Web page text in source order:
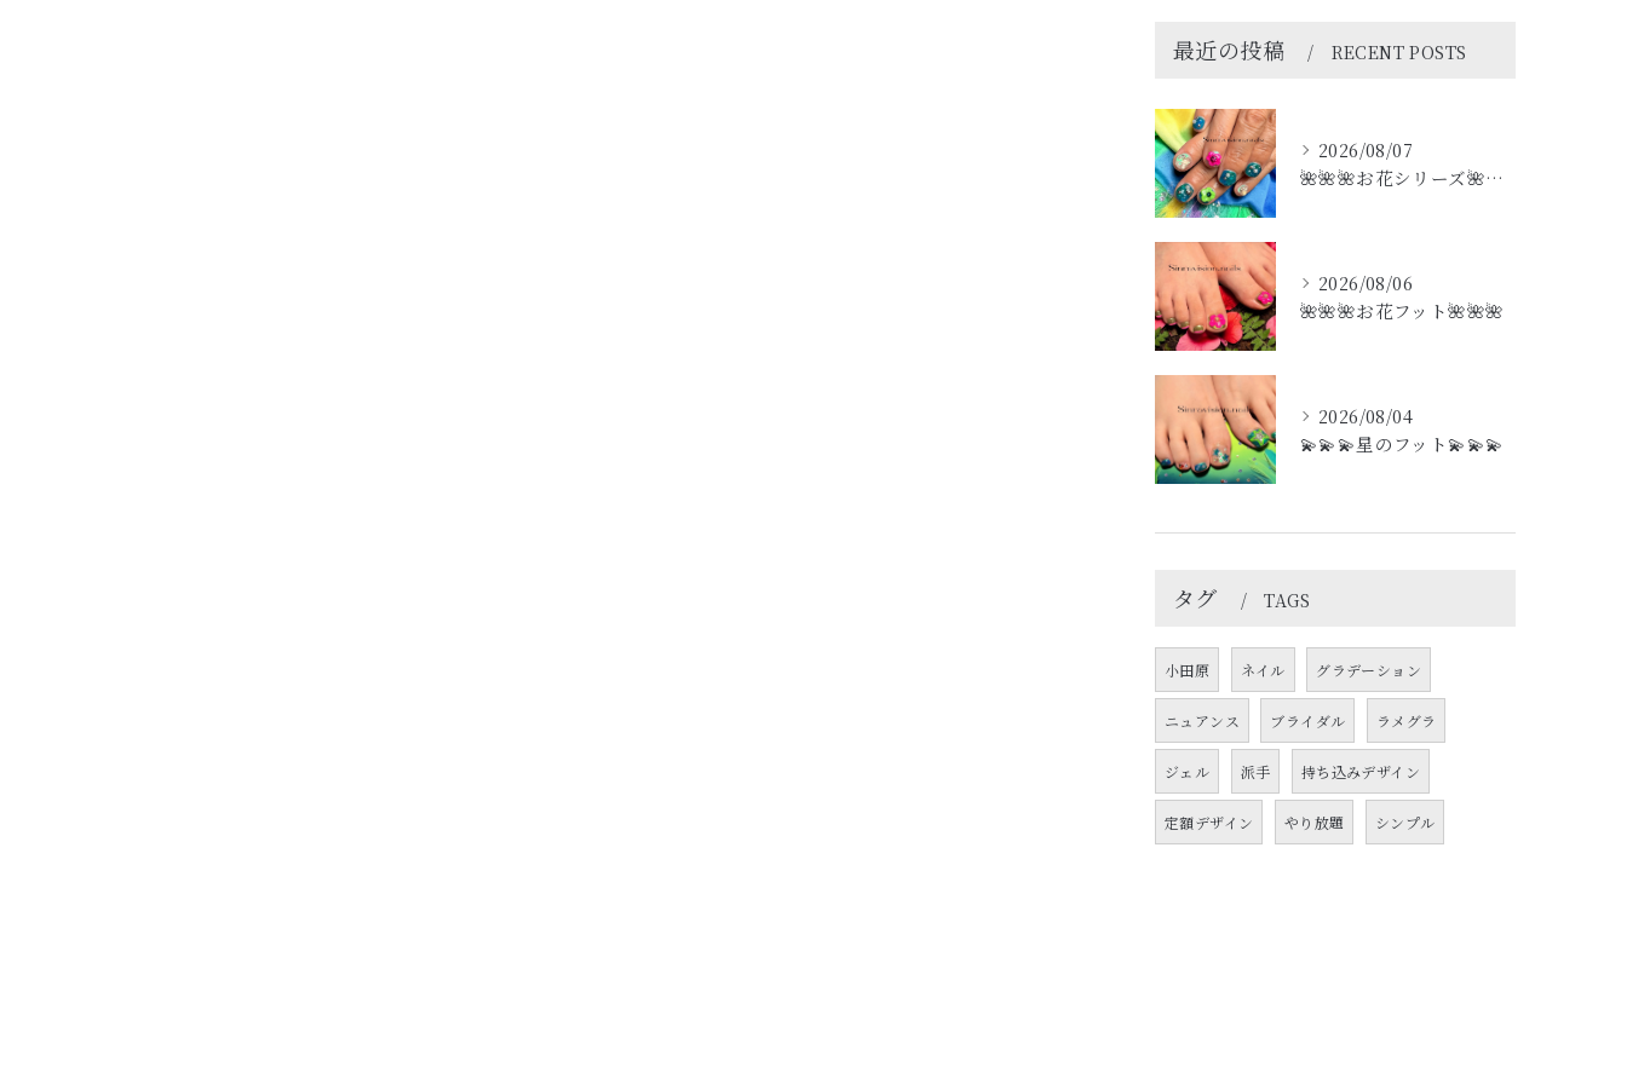
最近の投稿 RECENT POSTS
2026/08/07
🌺🌺🌺お花シリーズ🌺🌺🌺
2026/08/06
🌺🌺🌺お花フット🌺🌺🌺
2026/08/04
💫💫💫星のフット💫💫💫
タグ TAGS
小田原 ネイル グラデーション
ニュアンス ブライダル ラメグラ
ジェル 派手 持ち込みデザイン
定額デザイン やり放題 シンプル